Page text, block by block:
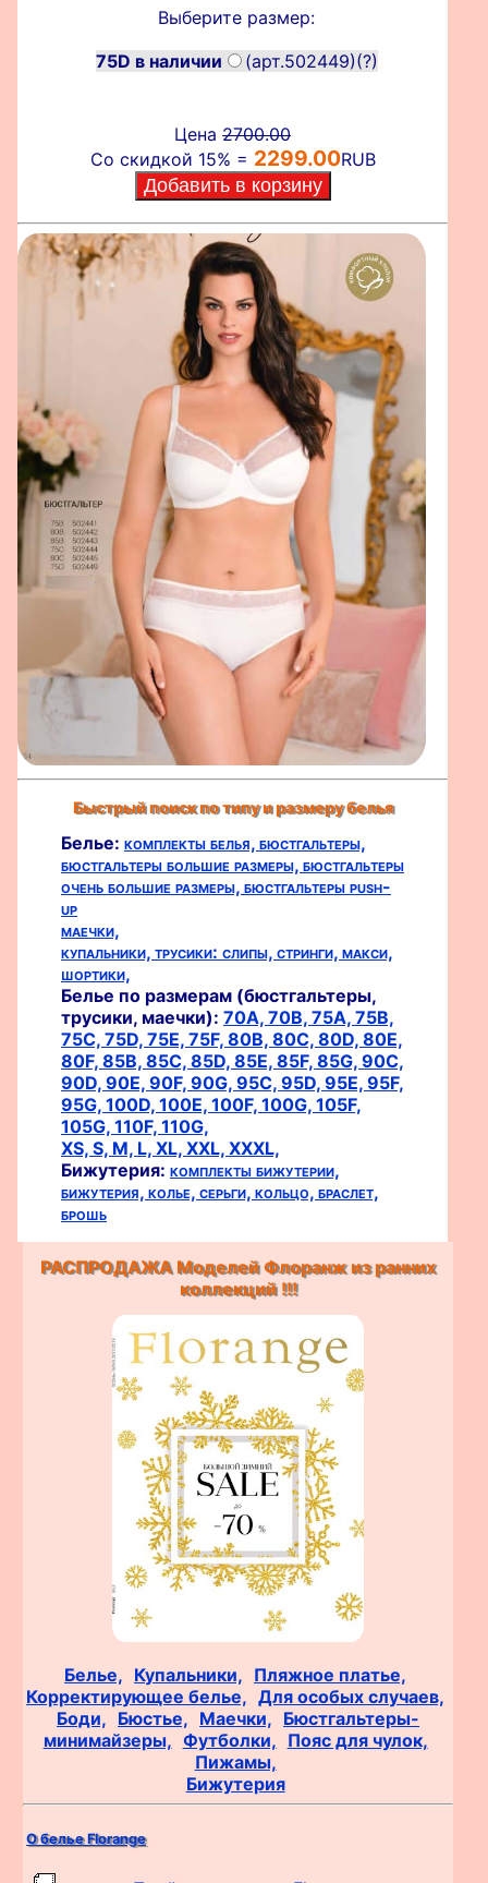
Выберите размер:
75D в наличии
(арт.502449)(?)
Цена2700.00
Со скидкой 15% = 2299.00RUB
Быстрый поиск по типу и размеру белья
Белье: комплекты белья, бюстгальтеры,
бюстгальтеры большие размеры, бюстгальтеры
очень большие размеры, бюстгальтеры push-
up
маечки,
купальники, трусики: слипы, стринги, макси,
шортики,
Белье по размерам (бюстгальтеры,
трусики, маечки): 70A, 70B, 75A, 75B,
75C, 75D, 75E, 75F, 80B, 80C, 80D, 80E,
80F, 85B, 85C, 85D, 85E, 85F, 85G, 90C,
90D, 90E, 90F, 90G, 95C, 95D, 95E, 95F,
95G, 100D, 100E, 100F, 100G, 105F,
105G, 110F, 110G,
XS, S, M, L, XL, XXL, XXXL,
Бижутерия: комплекты бижутерии,
бижутерия, колье, серьги, кольцо, браслет,
брошь
РАСПРОДАЖА Моделей Флоранж из ранних
коллекций !!!
Белье, Купальники, Пляжное платье,
Корректирующее белье, Для особых случаев,
Боди, Бюстье, Маечки, Бюстгальтеры-
минимайзеры, Футболки, Пояс для чулок,
Пижамы,
Бижутерия
О белье Florange